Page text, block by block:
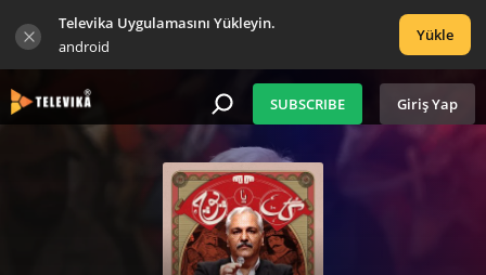
Televika Uygulamasını Yükleyin.
android
Yükle
SUBSCRIBE Giriş Yap